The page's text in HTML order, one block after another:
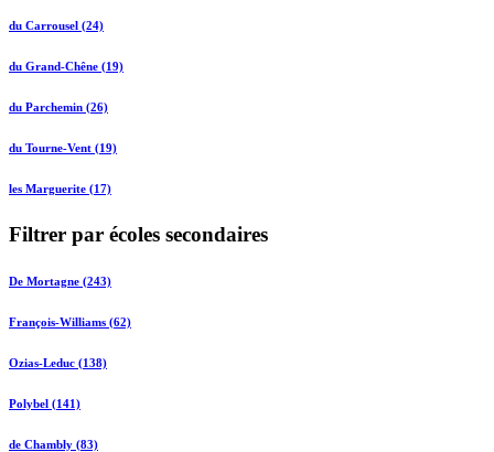
du Carrousel (24)
du Grand-Chêne (19)
du Parchemin (26)
du Tourne-Vent (19)
les Marguerite (17)
Filtrer par écoles secondaires
De Mortagne (243)
François-Williams (62)
Ozias-Leduc (138)
Polybel (141)
de Chambly (83)